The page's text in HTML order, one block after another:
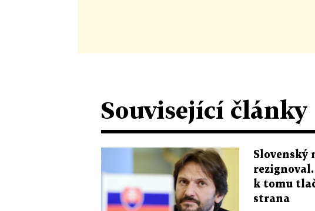
Související články
k tomu
strana